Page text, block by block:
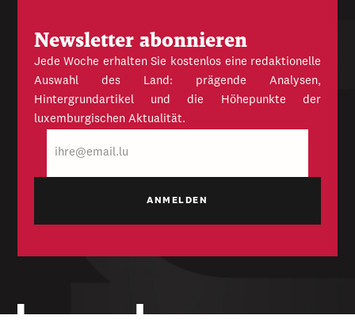
Newsletter abonnieren
Jede Woche erhalten Sie kostenlos eine redaktionelle
Auswahl des Land: prägende Analysen,
Hintergrundartikel und die Höhepunkte der
luxemburgischen Aktualität.
Mail